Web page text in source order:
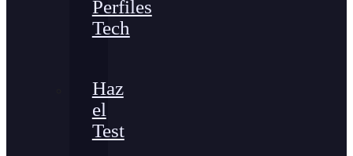
Perfiles
Tech
Haz
el
Test